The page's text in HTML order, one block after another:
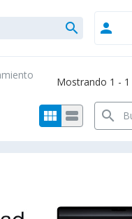
search person
Mostrando 1 -
view_module view_stream search